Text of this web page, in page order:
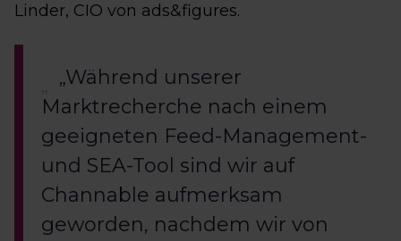
Linder, CIO von ads&figures.
„Während unserer
Marktrecherche nach einem
geeigneten Feed-Management-
und SEA-Tool sind wir auf
Channable aufmerksam
geworden, nachdem wir von